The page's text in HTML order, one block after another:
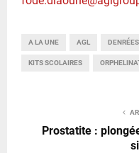
A LA UNE AGL
KITS SCOLAIRES
Prostatite :